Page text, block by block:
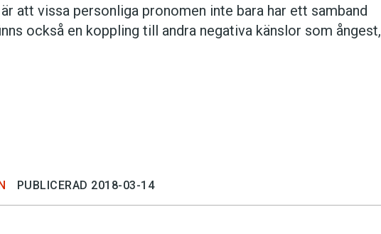
att vissa personliga pronomen inte bara har ett samband
också en koppling till andra negativa känslor som ångest,
PUBLICERAD 2018-03-14